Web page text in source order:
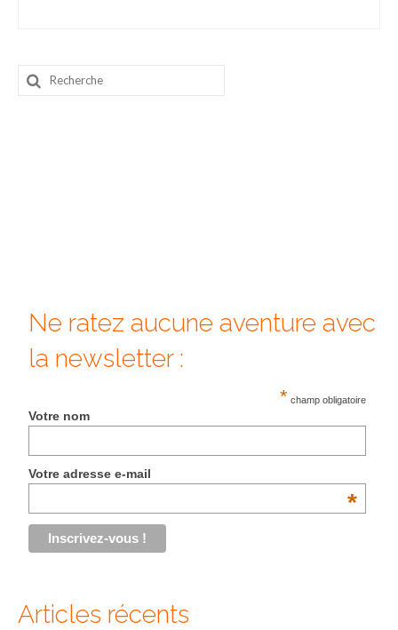
Beijing
Kyoto
Tokyo
Cameron Highlands
Singapour
Rechercher
:
Ne ratez aucune aventure avec
la newsletter :
* champ obligatoire
Votre nom
Votre adresse e-mail
*
Articles récents